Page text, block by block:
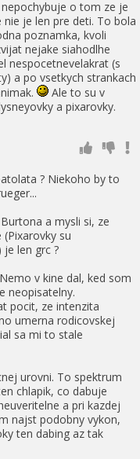
o tom ze je
je len pre deti. To bola
poznamka, kvoli
nejake siahodlhe
nespocetnevelakrat (s
a po vsetkych strankach
Ale to su v
a pixarovky.
? Niekoho by to
a mysli si, ze
su
len grc ?
v kine dal, ked som
neopisatelny.
pocit, ze intenzita
umerna rodicovskej
sa mi to stale
urovni. To spektrum
chlapik, co dabuje
a pri kazdej
najst podobny vykon,
ten dabing az tak